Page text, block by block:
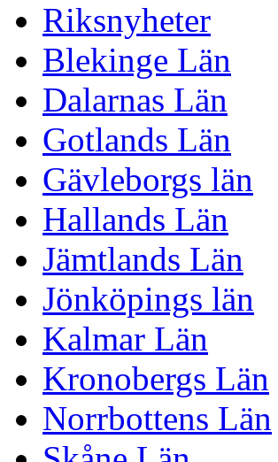
Riksnyheter
Blekinge Län
Dalarnas Län
Gotlands Län
Gävleborgs län
Hallands Län
Jämtlands Län
Jönköpings län
Kalmar Län
Kronobergs Län
Norrbottens Län